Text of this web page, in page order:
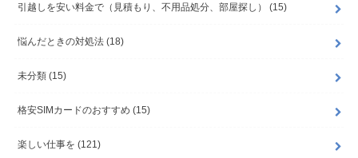
引越しを安い料金で（見積もり、不用品処分、部屋探し） (15)
悩んだときの対処法 (18)
未分類 (15)
格安SIMカードのおすすめ (15)
楽しい仕事を (121)